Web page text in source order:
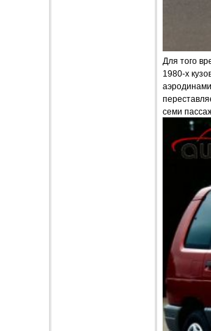
Для того
1980-х
семи